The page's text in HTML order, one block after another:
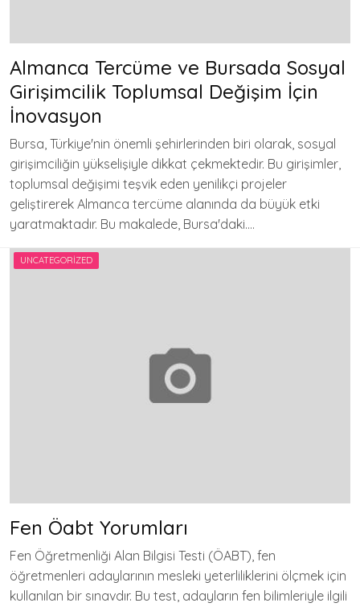
Almanca Tercüme ve Bursada Sosyal
Girişimcilik Toplumsal Değişim İçin
İnovasyon
Bursa, Türkiye'nin önemli şehirlerinden biri olarak, sosyal
girişimciliğin yükselişiyle dikkat çekmektedir. Bu girişimler,
toplumsal değişimi teşvik eden yenilikçi projeler
geliştirerek Almanca tercüme alanında da büyük etki
yaratmaktadır. Bu makalede, Bursa'daki….
UNCATEGORIZED
Fen Öabt Yorumları
Fen Öğretmenliği Alan Bilgisi Testi (ÖABT), fen
öğretmenleri adaylarının mesleki yeterliliklerini ölçmek için
kullanılan bir sınavdır. Bu test, adayların fen bilimleriyle ilgili